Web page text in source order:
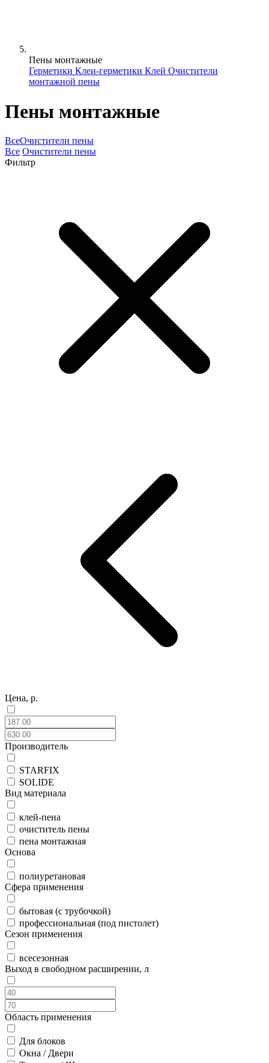
Пены монтажные
Герметики Клеи-герметики Клей Очистители
монтажной пены
Пены монтажные
ВсеОчистители пены
Все Очистители пены
Фильтр
Цена, р.
Производитель
STARFIX
SOLIDE
Вид материала
клей-пена
очиститель пены
пена монтажная
Основа
полиуретановая
Сфера применения
бытовая (с трубочкой)
профессиональная (под пистолет)
Сезон применения
всесезонная
Выход в свободном расширении, л
Область применения
Для блоков
Окна / Двери